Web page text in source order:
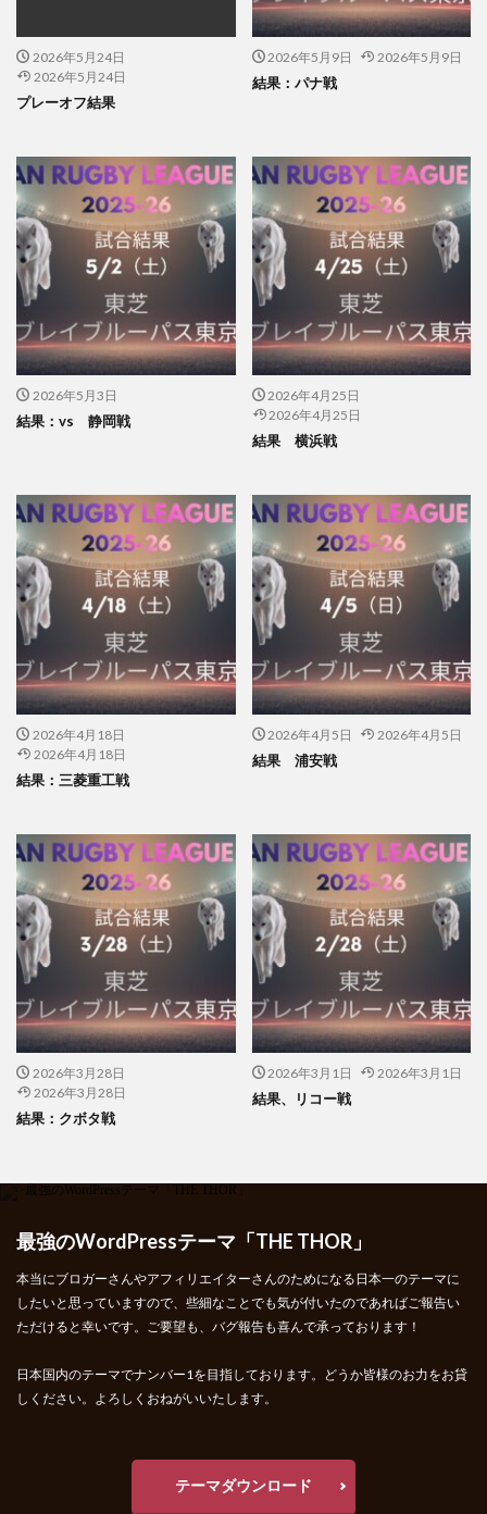
2026年5月24日
2026年5月24日
プレーオフ結果
2026年5月9日 2026年5月9日
結果：パナ戦
2026年5月3日
結果：vs 静岡戦
2026年4月25日
2026年4月25日
結果 横浜戦
2026年4月18日
2026年4月18日
結果：三菱重工戦
2026年4月5日 2026年4月5日
結果 浦安戦
2026年3月28日
2026年3月28日
結果：クボタ戦
2026年3月1日 2026年3月1日
結果、リコー戦
最強のWordPressテーマ「THE THOR」
本当にブロガーさんやアフィリエイターさんのためになる日本一のテーマに
したいと思っていますので、些細なことでも気が付いたのであればご報告い
ただけると幸いです。ご要望も、バグ報告も喜んで承っております！
日本国内のテーマでナンバー1を目指しております。どうか皆様のお力をお貸
しください。よろしくおねがいいたします。
テーマダウンロード